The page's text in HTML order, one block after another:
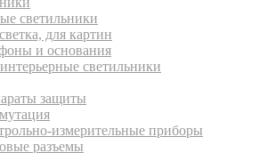
светильники
для картин
и основания
светильники
защиты
измерительные приборы
разъемы